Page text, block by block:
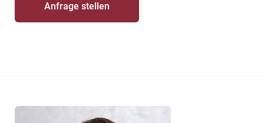
Anfrage stellen